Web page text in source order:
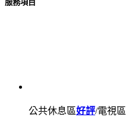
服務項目
公共休息區好評/電視區